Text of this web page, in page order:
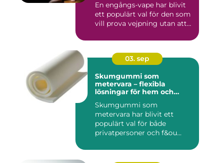
En engångs-vape har blivit
ett populärt val för den som
vill prova vejpning utan att...
03. sep
Skumgummi som
metervara – flexibla
lösningar för hem och
Skumgummi som
metervara har blivit ett
populärt val för både
privatpersoner och f&ou...